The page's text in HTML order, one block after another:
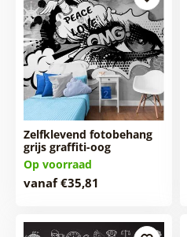
Zelfklevend fotobehang
grijs graffiti-oog
Op voorraad
vanaf €35,81